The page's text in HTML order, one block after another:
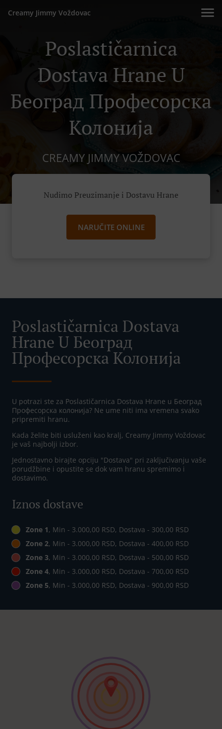
Creamy Jimmy Voždovac
Poslastičarnica
Dostava Hrane U
Београд Професорска
Колонија
CREAMY JIMMY VOŽDOVAC
Nudimo Preuzimanje i Dostavu Hrane
NARUČITE ONLINE
Poslastičarnica Dostava
Hrane U Београд
Професорска Колонија
U potrazi ste za Poslastičarnica Dostava Hrane u Београд
Професорска колонија? Ne ume niti ima vremena svako
pripremiti hranu.
Kada želite biti usluženi kao kralj, Creamy Jimmy Voždovac
je vaš najbolji izbor.
Jednostavno birajte opciju "Dostava" pri zaključivanju vaše
porudžbine i opustite se dok vam hranu spremimo i
dostavimo.
Iznos dostave
Zone 1, Min - 3.000,00 RSD, Dostava - 300,00 RSD
Zone 2, Min - 3.000,00 RSD, Dostava - 400,00 RSD
Zone 3, Min - 3.000,00 RSD, Dostava - 500,00 RSD
Zone 4, Min - 3.000,00 RSD, Dostava - 700,00 RSD
Zone 5, Min - 3.000,00 RSD, Dostava - 900,00 RSD